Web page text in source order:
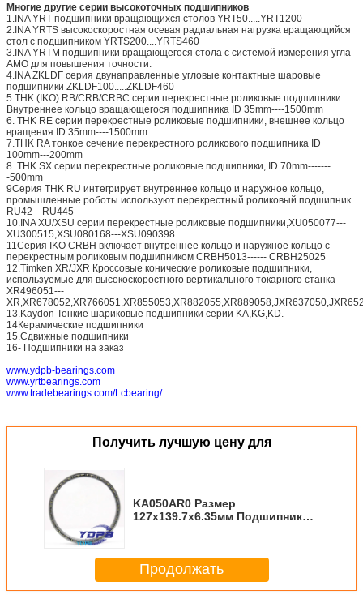
Многие другие серии высокоточных подшипников
1.INA YRT подшипники вращающихся столов YRT50.....YRT1200
2.INA YRTS высокоскоростная осевая радиальная нагрузка вращающийся
стол с подшипником YRTS200....YRTS460
3.INA YRTM подшипники вращающегося стола с системой измерения угла
AMO для повышения точности.
4.INA ZKLDF серия двунаправленные угловые контактные шаровые
подшипники ZKLDF100.....ZKLDF460
5.THK (IKO) RB/CRB/CRBC серии перекрестные роликовые подшипники
Внутреннее кольцо вращающегося подшипника ID 35mm----1500mm
6. THK RE серии перекрестные роликовые подшипники, внешнее кольцо
вращения ID 35mm----1500mm
7.THK RA тонкое сечение перекрестного роликового подшипника ID
100mm---200mm
8. THK SX серии перекрестные роликовые подшипники, ID 70mm-------
-500mm
9Серия THK RU интегрирует внутреннее кольцо и наружное кольцо,
промышленные роботы используют перекрестный роликовый подшипник
RU42---RU445
10.INA XU/XSU серии перекрестные роликовые подшипники,XU050077---
XU300515,XSU080168---XSU090398
11Серия IKO CRBH включает внутреннее кольцо и наружное кольцо с
перекрестным роликовым подшипником CRBH5013------ CRBH25025
12.Timken XR/JXR Кроссовые конические роликовые подшипники,
используемые для высокоскоростного вертикального токарного станка
XR496051---
13.Kaydon Тонкие шариковые подшипники серии KA,KG,KD.
14Керамические подшипники
15.Сдвижные подшипники
16- Подшипники на заказ
www.ydpb-bearings.com
www.yrtbearings.com
www.tradebearings.com/Lcbearing/
Получить лучшую цену для
KA050AR0 Размер
127x139.7x6.35мм Подшипник
тонкостенные подшипники
Kaydon, завод
Продолжать